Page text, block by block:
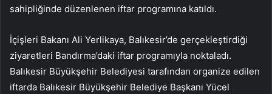
sahipliğinde düzenlenen iftar programına katıldı.
İçişleri Bakanı Ali Yerlikaya, Balıkesir’de gerçekleştirdiği
ziyaretleri Bandırma’daki iftar programıyla noktaladı.
Balıkesir Büyükşehir Belediyesi tarafından organize edilen
iftarda Balıkesir Büyükşehir Belediye Başkanı Yücel